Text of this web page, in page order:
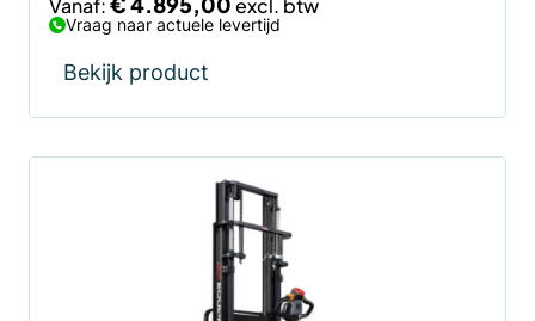
Vanaf:
Vraag naar actuele levertijd
Bekijk product